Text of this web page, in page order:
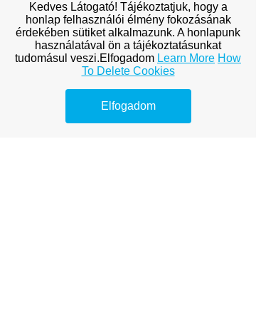
Premium Link-
Building
Services
Explore premium link-building
Kedves Látogató! Tájékoztatjuk, hogy a
honlap felhasználói élmény fokozásának
érdekében sütiket alkalmazunk. A honlapunk
használatával ön a tájékoztatásunkat
tudomásul veszi.Elfogadom Learn More How
To Delete Cookies
Elfogadom